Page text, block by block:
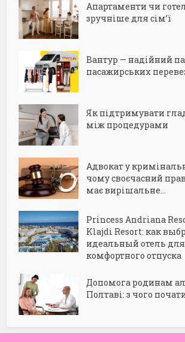
Апартаменти чи
зручніше для сім’ї
Вантур — надійний
пасажирських
Як підтримувати
між процедурами
Адвокат у
чому своєчасний
має вирішальне...
Princess Andriana
Klajdi Resort: как
идеальный отель для
комфортного отпуска
Допомога родинам
Полтаві: з чого